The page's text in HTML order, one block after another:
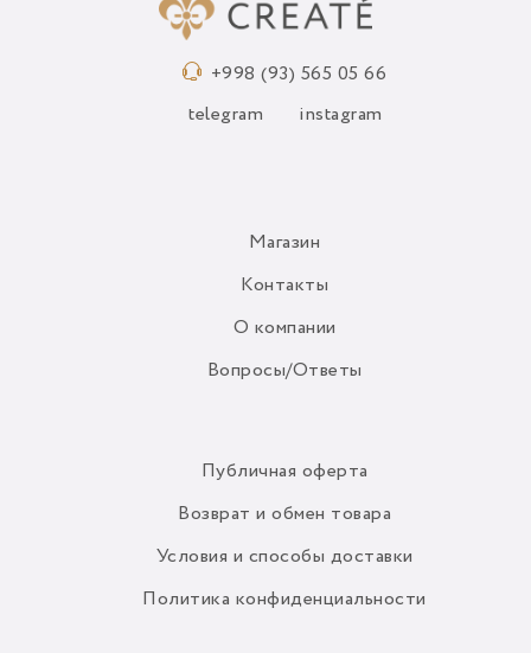
+998 (93) 565 05 66
telegram instagram
Магазин
Контакты
О компании
Вопросы/Ответы
Публичная оферта
Возврат и обмен товара
Условия и способы доставки
Политика конфиденциальности